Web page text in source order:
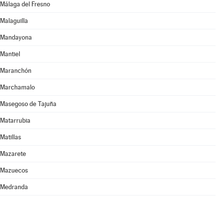
Málaga del Fresno
Malaguilla
Mandayona
Mantiel
Maranchón
Marchamalo
Masegoso de Tajuña
Matarrubia
Matillas
Mazarete
Mazuecos
Medranda